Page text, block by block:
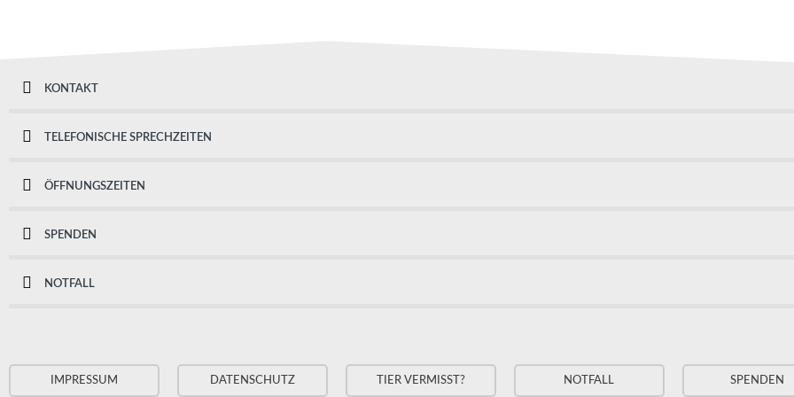
KONTAKT
TELEFONISCHE SPRECHZEITEN
ÖFFNUNGSZEITEN
SPENDEN
NOTFALL
IMPRESSUM DATENSCHUTZ TIER VERMISST? NOTFALL SPENDEN